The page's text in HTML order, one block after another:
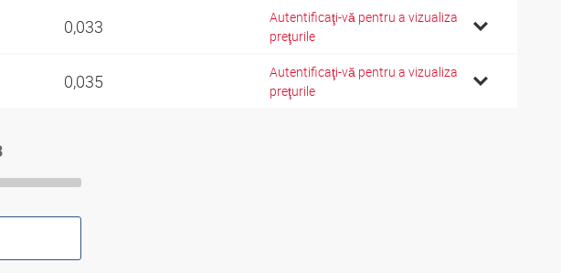
0,033
Autentificaţi-vă pentru a vizualiza
preţurile
0,035
Autentificaţi-vă pentru a vizualiza
preţurile